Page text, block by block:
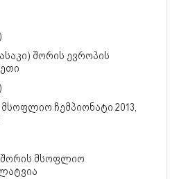
შორის ევროპის
მსოფლიო ჩემპიონატი 2013,
შორის მსოფლიო